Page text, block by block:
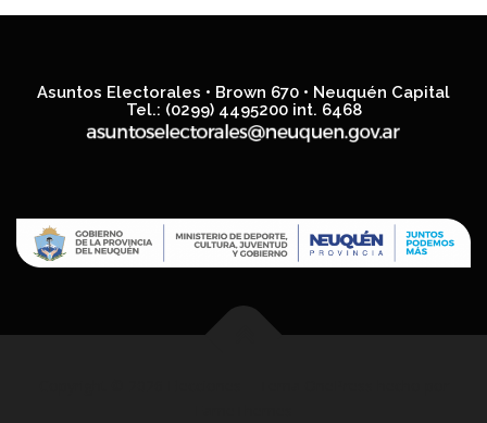
Asuntos Electorales • Brown 670 • Neuquén Capital
Tel.: (0299) 4495200 int. 6468